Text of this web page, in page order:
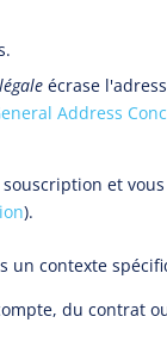
écrase
Address
et
).
un contexte
du contrat